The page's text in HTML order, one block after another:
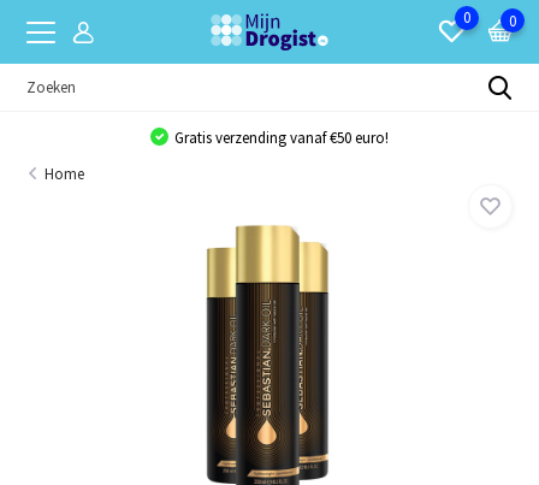
0 0
Gratis verzending vanaf €50 euro!
Home